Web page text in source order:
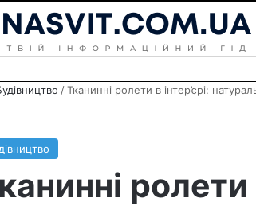
/Тканинні ролети в інтер’єрі:
ролети